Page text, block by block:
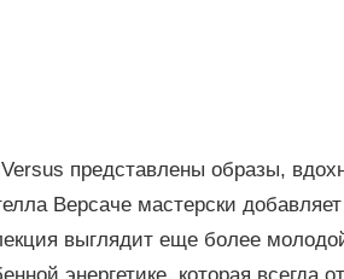
представлены образы,
Версаче мастерски
выглядит еще более